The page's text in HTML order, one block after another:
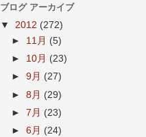
ブログ アーカイブ
▼ 2012 (272)
► 11月 (5)
► 10月 (23)
►9月 (27)
►8月 (29)
►7月 (23)
►6月 (24)